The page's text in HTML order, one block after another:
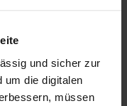
und sicher zur
um die digitalen
müssen